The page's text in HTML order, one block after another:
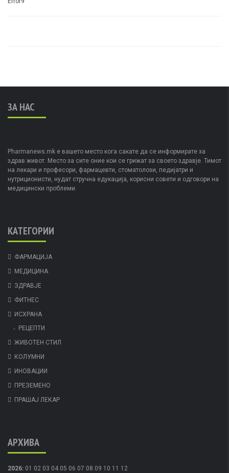
ЗА НАС
Pharmanews.mk е вашето место кога сакате да се информирате за
здрав живот. Место за сите оние кои се грижат за своето здравје. Тимот
на лекари и професори, фармацевти, стоматолози, педијатри и
нутриционисти, нудат стручна едукација, корисни совети и одговори на
медицински проблеми.
КАТЕГОРИИ
ФАРМАЦИЈА
МЕДИЦИНА
ЗДРАВЈЕ
ФИТНЕС
ИСХРАНА
РЕЦЕПТИ
ЖИВОТЕН СТИЛ
КОЛУМНИ
ИНОВАЦИИ
ПРЕЗЕМЕНО
ПРАШАЈ ЛЕКАР
АРХИВА
2026: 01 02 03 04 05 06 07 08 09 10 11 12